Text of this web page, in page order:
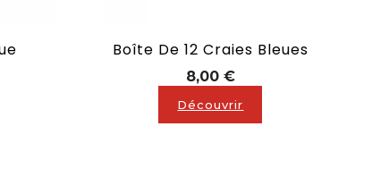
Boîte De 12 Craies Bleues
8,00 €Prix
Découvrir